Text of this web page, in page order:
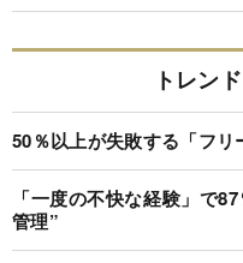
トレン
50％以上が失敗する「フ
「一度の不快な経験」で
管理”